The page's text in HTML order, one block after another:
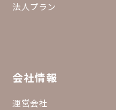
法人プラン
会社情報
運営会社